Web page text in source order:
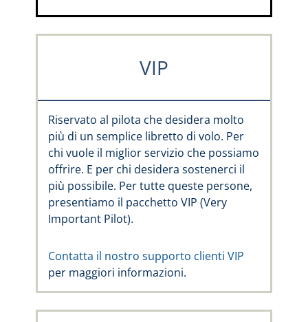
VIP
Riservato al pilota che desidera molto
più di un semplice libretto di volo. Per
chi vuole il miglior servizio che possiamo
offrire. E per chi desidera sostenerci il
più possibile. Per tutte queste persone,
presentiamo il pacchetto VIP (Very
Important Pilot).
Contatta il nostro supporto clienti VIP
per maggiori informazioni.